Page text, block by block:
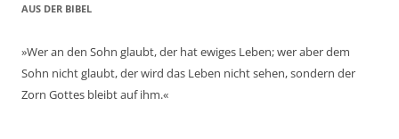
AUS DER BIBEL
»Wer an den Sohn glaubt, der hat ewiges Leben; wer aber dem
Sohn nicht glaubt, der wird das Leben nicht sehen, sondern der
Zorn Gottes bleibt auf ihm.«